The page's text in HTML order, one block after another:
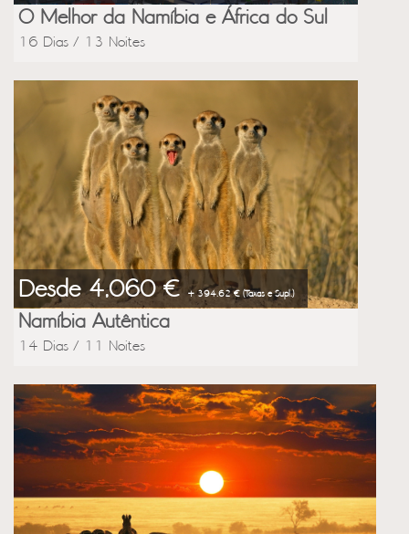
O Melhor da Namíbia e África do Sul
16 Dias / 13 Noites
Desde 4,060 € + 394.62 € (Taxas e Supl.)
Namíbia Autêntica
14 Dias / 11 Noites